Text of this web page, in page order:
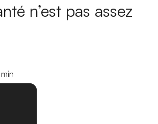
n’est pas assez